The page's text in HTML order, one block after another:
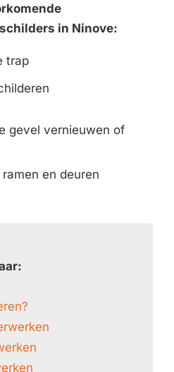
in Ninove:
trap
gevel vernieuwen of
en deuren